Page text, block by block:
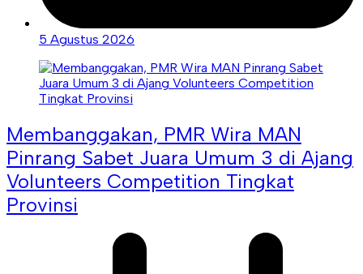
5 Agustus 2026
Membanggakan, PMR Wira MAN
Pinrang Sabet Juara Umum 3 di Ajang
Volunteers Competition Tingkat
Provinsi